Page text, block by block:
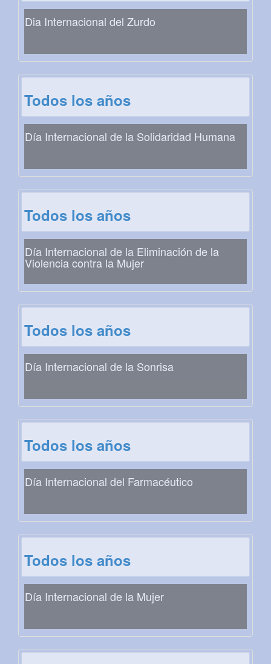
Dia Internacional del Zurdo
Todos los años
Día Internacional de la Solidaridad Humana
Todos los años
Día Internacional de la Eliminación de la
Violencia contra la Mujer
Todos los años
Día Internacional de la Sonrisa
Todos los años
Día Internacional del Farmacéutico
Todos los años
Día Internacional de la Mujer